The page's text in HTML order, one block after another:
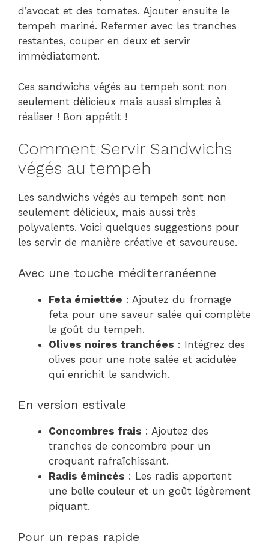
d’avocat et des tomates. Ajouter ensuite le
tempeh mariné. Refermer avec les tranches
restantes, couper en deux et servir
immédiatement.
Ces sandwichs végés au tempeh sont non
seulement délicieux mais aussi simples à
réaliser ! Bon appétit !
Comment Servir Sandwichs
végés au tempeh
Les sandwichs végés au tempeh sont non
seulement délicieux, mais aussi très
polyvalents. Voici quelques suggestions pour
les servir de manière créative et savoureuse.
Avec une touche méditerranéenne
Feta émiettée : Ajoutez du fromage
feta pour une saveur salée qui complète
le goût du tempeh.
Olives noires tranchées : Intégrez des
olives pour une note salée et acidulée
qui enrichit le sandwich.
En version estivale
Concombres frais : Ajoutez des
tranches de concombre pour un
croquant rafraîchissant.
Radis émincés : Les radis apportent
une belle couleur et un goût légèrement
piquant.
Pour un repas rapide